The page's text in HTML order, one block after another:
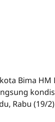
Bima HM
Rabu (19/